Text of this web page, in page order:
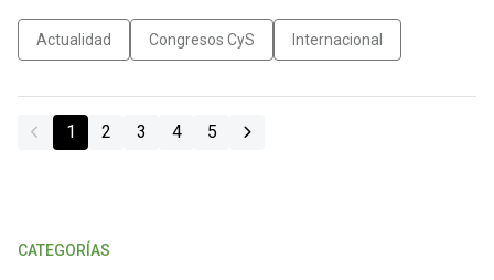
Actualidad Congresos CyS Internacional
1 2 3 4 5
CATEGORÍAS